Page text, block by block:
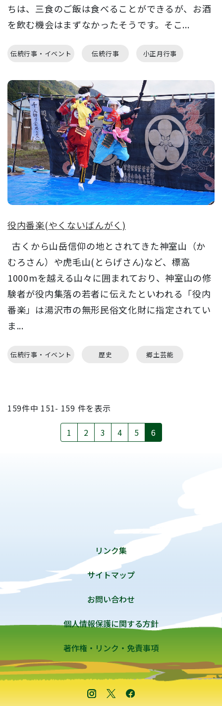
ちは、三食のご飯は食べることができるが、お酒
を飲む機会はまずなかったそうです。そこ...
伝統行事・イベント 伝統行事 小正月行事
役内番楽(やくないばんがく)
古くから山岳信仰の地とされてきた神室山（か
むろさん）や虎毛山(とらげさん)など、標高
1000mを越える山々に囲まれており、神室山の修
験者が役内集落の若者に伝えたといわれる「役内
番楽」は湯沢市の無形民俗文化財に指定されてい
ま...
伝統行事・イベント 歴史 郷土芸能
159件中 151- 159 件を表示
1 2 3 4 5 6
リンク集
サイトマップ
お問い合わせ
個人情報保護に関する方針
著作権・リンク・免責事項